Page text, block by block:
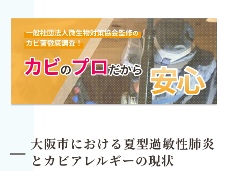
大阪市における夏型過敏性肺炎
とカビアレルギーの現状